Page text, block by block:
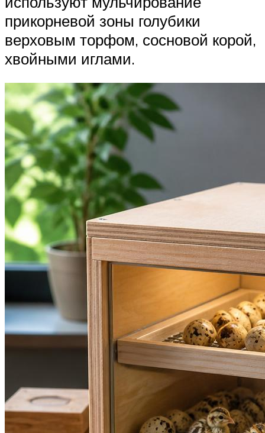
прикорневой зоны голубики
верховым торфом, сосновой корой,
хвойными иглами.